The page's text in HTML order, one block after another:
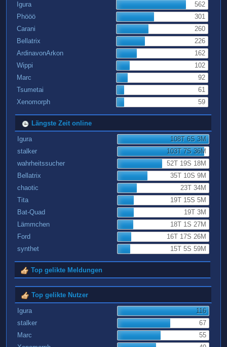
Igura
562
Phööö
301
Carani
260
Bellatrix
226
ArdinavonArkon
162
Wippi
102
Marc
92
Tsumetai
61
Xenomorph
59
Längste Zeit online
Igura
108T 6S 3M
stalker
103T 7S 36M
wahrheitssucher
52T 19S 18M
Bellatrix
35T 10S 9M
chaotic
23T 34M
Tita
19T 15S 5M
Bat-Quad
19T 3M
Lämmchen
18T 1S 27M
Ford
16T 17S 26M
synthet
15T 5S 59M
Top gelikte Meldungen
Top gelikte Nutzer
Igura
116
stalker
67
Marc
55